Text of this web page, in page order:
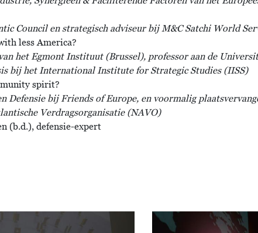
Council en strategisch adviseur bij M&C Satchi World
less America?
het Egmont Instituut (Brussel), professor aan de
bij het International Institute for Strategic Studies (IISS)
spirit?
Defensie bij Friends of Europe, en voormalig
Verdragsorganisatie (NAVO)
(b.d.), defensie-expert
Afbeelding